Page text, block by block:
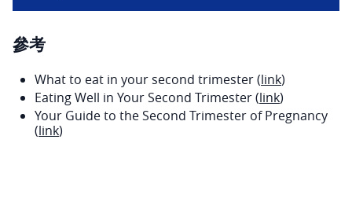
參考
What to eat in your second trimester (link)
Eating Well in Your Second Trimester (link)
Your Guide to the Second Trimester of Pregnancy
(link)